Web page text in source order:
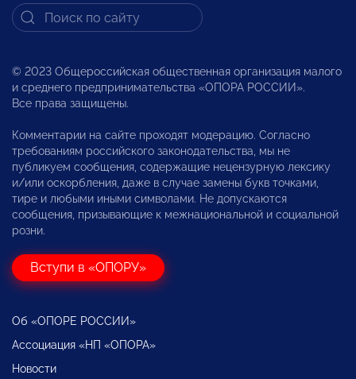
© 2023 Общероссийская общественная организация малого
и среднего предпринимательства «ОПОРА РОССИИ».
Все права защищены.
Комментарии на сайте проходят модерацию. Согласно
требованиям российского законодательства, мы не
публикуем сообщения, содержащие нецензурную лексику
и/или оскорбления, даже в случае замены букв точками,
тире и любыми иными символами. Не допускаются
сообщения, призывающие к межнациональной и социальной
розни.
Вступи в «ОПОРУ»
Об «ОПОРЕ РОССИИ»
Ассоциация «НП «ОПОРА»
Новости